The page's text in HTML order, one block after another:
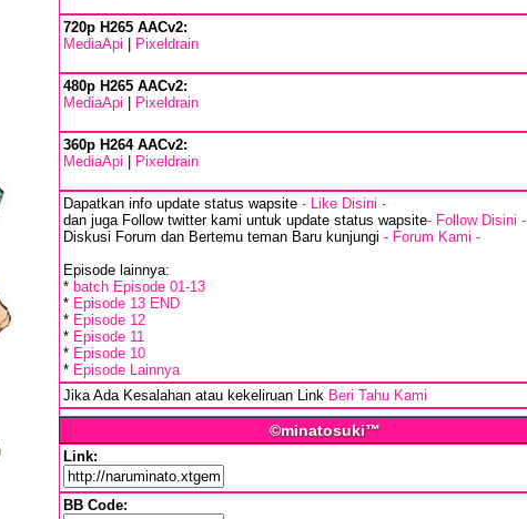
720p H265 AACv2:
MediaApi
Pixeldrain
480p H265 AACv2:
MediaApi
Pixeldrain
360p H264 AACv2:
MediaApi
Pixeldrain
Dapatkan info update status wapsite - Like Disini -
dan juga Follow twitter kami untuk update status wapsite- Follow Disini -
Diskusi Forum dan Bertemu teman Baru kunjungi - Forum Kami -
Episode lainnya:
* batch Episode 01-13
* Episode 13 END
* Episode 12
* Episode 11
* Episode 10
* Episode Lainnya
Jika Ada Kesalahan atau kekeliruan Link Beri Tahu Kami
©minatosuki™
Link:
BB Code: